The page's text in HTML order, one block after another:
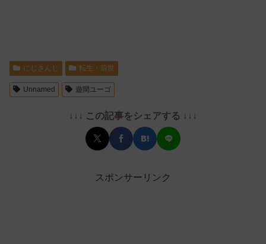
にじさんじ 転生・前世
Unnamed 遊間ユーゴ
↓↓↓ この記事をシェアする ↓↓↓
スポンサーリンク